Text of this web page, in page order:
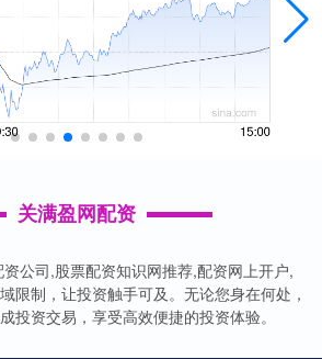
关满盈网配资
公司,股票配资知识网推荐,配资网上开户,
限制，让投资触手可及。无论您身在何处，
投资交易，享受高效便捷的投资体验。